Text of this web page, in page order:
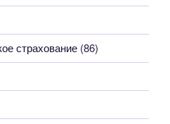
страхование (86)